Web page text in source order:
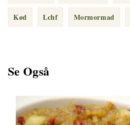
Kød Lchf Mormormad
Se Også